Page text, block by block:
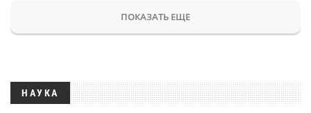
ПОКАЗАТЬ ЕЩЕ
НАУКА